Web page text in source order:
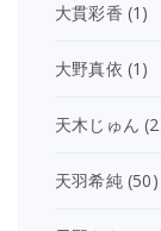
大貫彩香 (1)
大野真依 (1)
天木じゅん
天羽希純(50)